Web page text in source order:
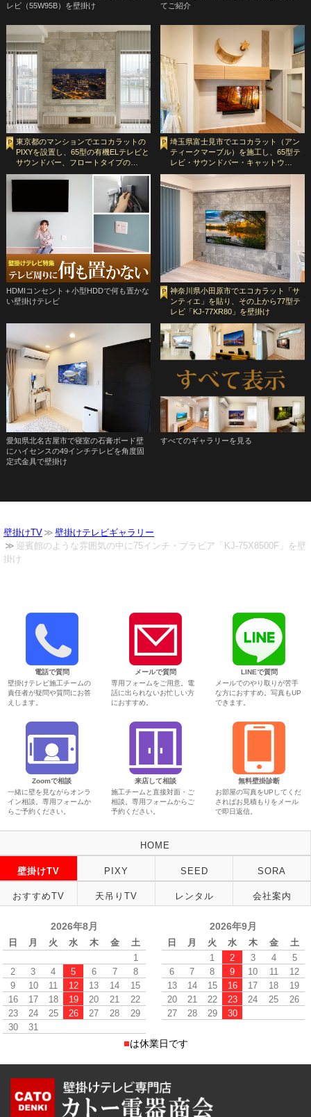
レビ（55W95B）を壁掛け
てご紹介
東京都のマンションでエコカラットの
PIXYを設置し、65型の有機ELテレビと
サウンドバー、フロートタイプの…
埼玉県富士見市でエコカラット（アン
ティークマーブル）を施工し、65型テ
レビ・サウンドバー・キャットウ…
HDMIコンセント＋小型HDDで何も置かな
い壁掛けテレビ
神奈川県小田原市でエコカラット「サ
ンティエ」を貼り、その上から77型テ
レビ「KJ-77XR80」を壁掛け
愛知県北名古屋市で寝室の石膏ボード壁
にハイセンスの49インチテレビを角度固
定式金具で壁掛け
すべてのギャラリーを見る
壁掛けTV
壁掛けテレビギャラリー
迎賓館のような雰囲気の中に75インチ・ブラビア「KJ-75X8500F」を壁
掛け
電話で質問
壁掛けテレビ施工チームの
責任者が疑問や質問にお答
えします。
メールで質問
専用フォームをご用意。電
話に出られないお忙しい方
におすすめ。
LINEで質問
メールでのやり取りが苦手
な方におすすめ。写真もUP
できます。
Zoomで相談
一緒に壁を見ながらオンラ
イン相談。専用フォームか
らご予約ください。
来店して相談
施工チームと直接対面・ご
相談。専用フォームからご
予約ください。
無料壁掛診断
お部屋の写真をUPしてくだ
さればお見積もりをメール
で即日返信。
HOME
壁掛けTV PIXY SEED SORA
おすすめTV 天吊りTV レンタル 会社案内
2026年8月
日 月 火 水 木 金
土
1
2
3 4 5 6 7
8
9
10 11 12 13 14
15
16
17 18 19 20 21
22
23
24 25 26 27 28
29
30
31
2026年9月
日 月 火 水 木 金
土
1
2 3 4
5
6
7 8 9 10 11
12
13
14 15 16 17 18
19
20
21 22 23 24 25
26
27
28 29 30
■は休業日です